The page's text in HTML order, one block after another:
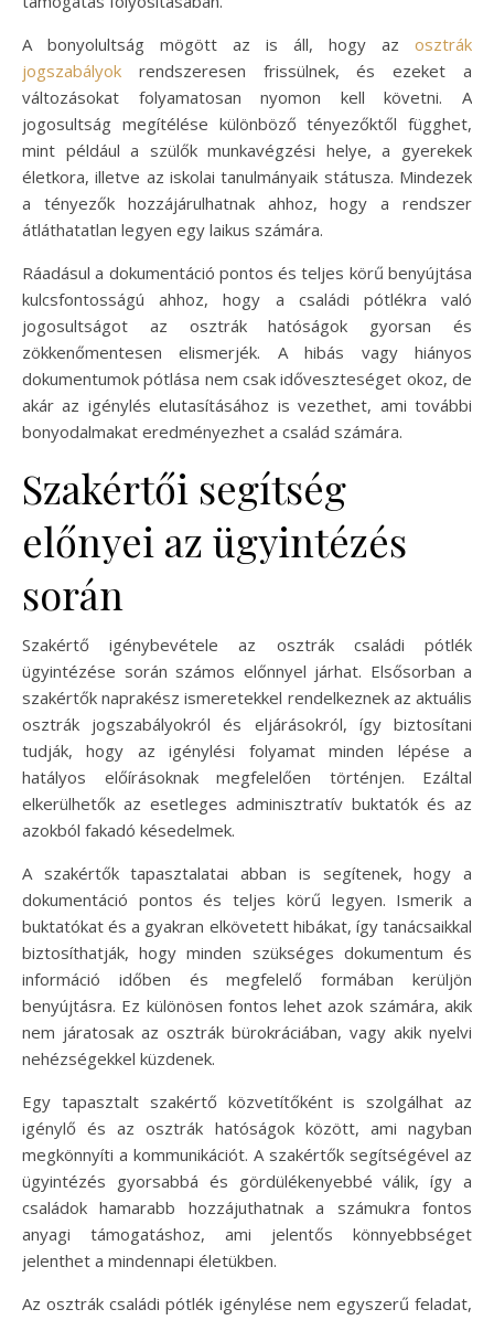
A bonyolultság mögött az is áll, hogy az osztrák
jogszabályok rendszeresen frissülnek, és ezeket a
változásokat folyamatosan nyomon kell követni. A
jogosultság megítélése különböző tényezőktől függhet,
mint például a szülők munkavégzési helye, a gyerekek
életkora, illetve az iskolai tanulmányaik státusza. Mindezek
a tényezők hozzájárulhatnak ahhoz, hogy a rendszer
átláthatatlan legyen egy laikus számára.
Ráadásul a dokumentáció pontos és teljes körű benyújtása
kulcsfontosságú ahhoz, hogy a családi pótlékra való
jogosultságot az osztrák hatóságok gyorsan és
zökkenőmentesen elismerjék. A hibás vagy hiányos
dokumentumok pótlása nem csak időveszteséget okoz, de
akár az igénylés elutasításához is vezethet, ami további
bonyodalmakat eredményezhet a család számára.
Szakértői segítség
előnyei az ügyintézés
során
Szakértő igénybevétele az osztrák családi pótlék
ügyintézése során számos előnnyel járhat. Elsősorban a
szakértők naprakész ismeretekkel rendelkeznek az aktuális
osztrák jogszabályokról és eljárásokról, így biztosítani
tudják, hogy az igénylési folyamat minden lépése a
hatályos előírásoknak megfelelően történjen. Ezáltal
elkerülhetők az esetleges adminisztratív buktatók és az
azokból fakadó késedelmek.
A szakértők tapasztalatai abban is segítenek, hogy a
dokumentáció pontos és teljes körű legyen. Ismerik a
buktatókat és a gyakran elkövetett hibákat, így tanácsaikkal
biztosíthatják, hogy minden szükséges dokumentum és
információ időben és megfelelő formában kerüljön
benyújtásra. Ez különösen fontos lehet azok számára, akik
nem járatosak az osztrák bürokráciában, vagy akik nyelvi
nehézségekkel küzdenek.
Egy tapasztalt szakértő közvetítőként is szolgálhat az
igénylő és az osztrák hatóságok között, ami nagyban
megkönnyíti a kommunikációt. A szakértők segítségével az
ügyintézés gyorsabbá és gördülékenyebbé válik, így a
családok hamarabb hozzájuthatnak a számukra fontos
anyagi támogatáshoz, ami jelentős könnyebbséget
jelenthet a mindennapi életükben.
Az osztrák családi pótlék igénylése nem egyszerű feladat,